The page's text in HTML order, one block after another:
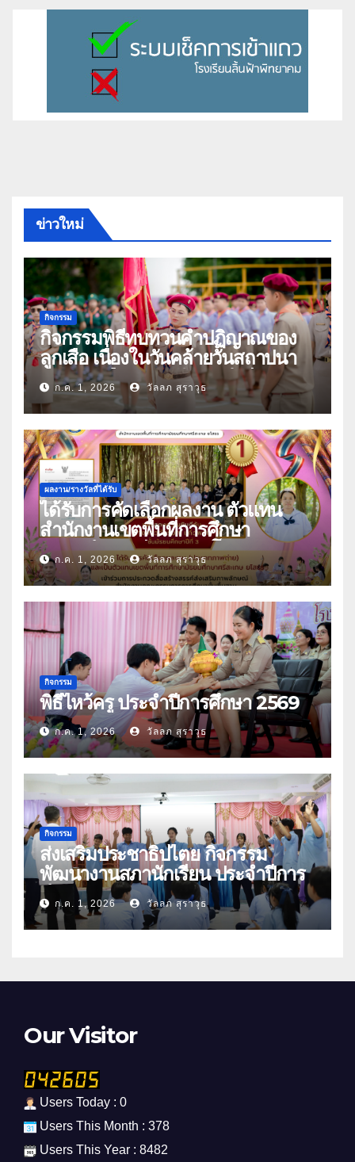
ข่าวใหม่
กิจกรรม
กิจกรรมพิธีทบทวนคำปฏิญาณของ
ลูกเสือ เนื่องในวันคล้ายวันสถาปนา
คณะลูกเสือแห่งชาติ ประจำปี 2569
ก.ค. 1, 2026 วัลลภ สุราวุธ
ผลงาน/รางวัลที่ได้รับ
ได้รับการคัดเลือกผลงาน ตัวแทน
สำนักงานเขตพื้นที่การศึกษา
มัธยมศึกษาศรีสะเกษ ยโสธร
ก.ค. 1, 2026 วัลลภ สุราวุธ
กิจกรรม
พิธีไหว้ครู ประจำปีการศึกษา 2569
ก.ค. 1, 2026 วัลลภ สุราวุธ
กิจกรรม
ส่งเสริมประชาธิปไตย กิจกรรม
พัฒนางานสภานักเรียน ประจำปีการ
ศึกษา 2569
ก.ค. 1, 2026 วัลลภ สุราวุธ
Our Visitor
Users Today : 0
Users This Month : 378
Users This Year : 8482